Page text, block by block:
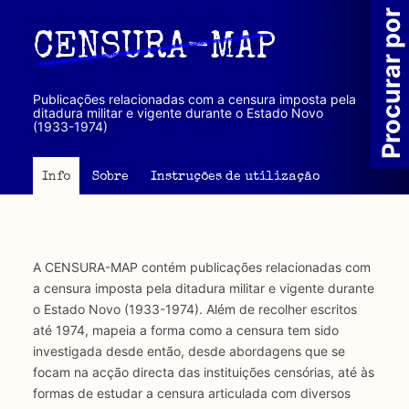
principal
CENSURA-MAP
Publicações relacionadas com a censura imposta pela
ditadura militar e vigente durante o Estado Novo
(1933-1974)
Info Sobre Instruções de utilização
A CENSURA-MAP contém publicações relacionadas com
a censura imposta pela ditadura militar e vigente durante
o Estado Novo (1933-1974). Além de recolher escritos
até 1974, mapeia a forma como a censura tem sido
investigada desde então, desde abordagens que se
focam na acção directa das instituições censórias, até às
formas de estudar a censura articulada com diversos
Procurar por